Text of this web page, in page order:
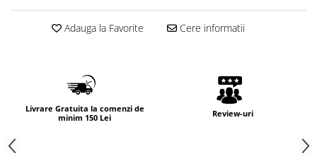
Adauga la Favorite Cere informatii
Livrare Gratuita la comenzi de
minim 150 Lei
Review-uri